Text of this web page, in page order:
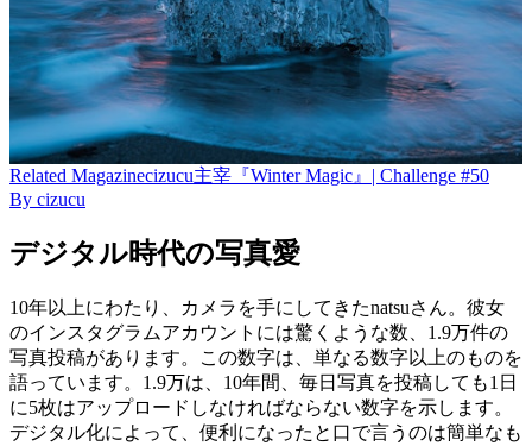
Related Magazinecizucu主宰『Winter Magic』| Challenge #50
By cizucu
デジタル時代の写真愛
10年以上にわたり、カメラを手にしてきたnatsuさん。彼女
のインスタグラムアカウントには驚くような数、1.9万件の
写真投稿があります。この数字は、単なる数字以上のものを
語っています。1.9万は、10年間、毎日写真を投稿しても1日
に5枚はアップロードしなければならない数字を示します。
デジタル化によって、便利になったと口で言うのは簡単なも